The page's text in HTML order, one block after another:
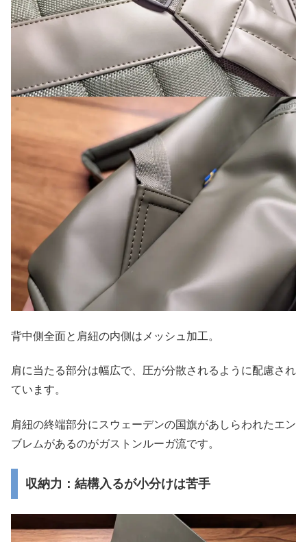
背中側全面と肩紐の内側はメッシュ加工。
肩に当たる部分は幅広で、圧が分散されるように配慮され
ています。
肩紐の終端部分にスウェーデンの国旗があしらわれたエン
ブレムがあるのがガストンルーガ流です。
収納力：結構入るが小分けは苦手